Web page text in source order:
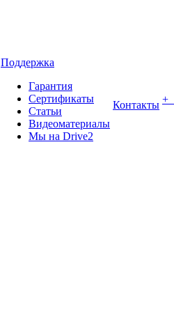
Поддержка
Гарантия
Сертификаты
Статьи
Видеоматериалы
Мы на Drive2
Контакты +